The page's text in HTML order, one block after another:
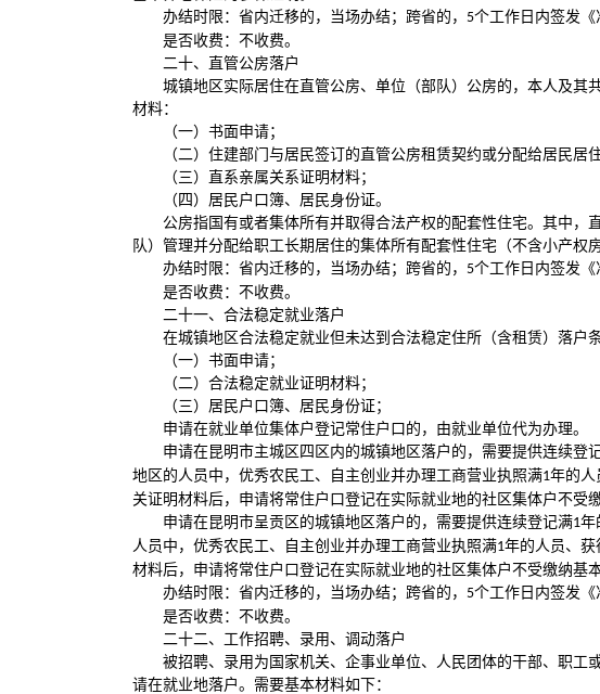
办结时限：省内迁移的，当场办结；跨省的， 5个工作日内签发《
是否收费：不收费。
二十、直管公房落户
城镇地区实际居住在直管公房、单位（部队）公房的，本人及
材料：
（一）书面申请；
（二）住建部门与居民签订的直管公房租赁契约或分配给居民
（三）直系亲属关系证明材料；
（四）居民户口簿、居民身份证。
公房指国有或者集体所有并取得合法产权的配套性住宅。其中
队）管理并分配给职工长期居住的集体所有配套性住宅（不含小产权
办结时限：省内迁移的，当场办结；跨省的， 5个工作日内签发《
是否收费：不收费。
二十一、合法稳定就业落户
在城镇地区合法稳定就业但未达到合法稳定住所（含租赁）落户
（一）书面申请；
（二）合法稳定就业证明材料；
（三）居民户口簿、居民身份证；
申请在就业单位集体户登记常住户口的，由就业单位代为办理。
申请在昆明市主城区四区内的城镇地区落户的，需要提供连续登
地区的人员中，优秀农民工、自主创业并办理工商营业执照满1年的人
关证明材料后，申请将常住户口登记在实际就业地的社区集体户不受
申请在昆明市呈贡区的城镇地区落户的，需要提供连续登记满1年
人员中，优秀农民工、自主创业并办理工商营业执照满1年的人员、获
材料后，申请将常住户口登记在实际就业地的社区集体户不受缴纳基
办结时限：省内迁移的，当场办结；跨省的， 5个工作日内签发《
是否收费：不收费。
二十二、工作招聘、录用、调动落户
被招聘、录用为国家机关、企事业单位、人民团体的干部、职
请在就业地落户。需要基本材料如下：